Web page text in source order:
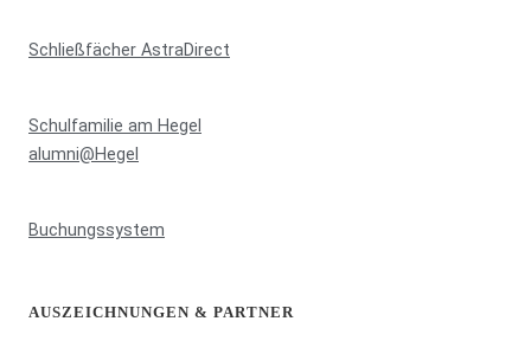
Schließfächer AstraDirect
Schulfamilie am Hegel
alumni@Hegel
Buchungssystem
AUSZEICHNUNGEN & PARTNER